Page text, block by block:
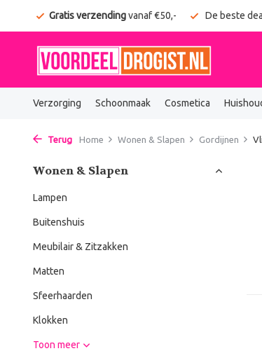
Gratis verzendingvanaf €50,- De beste
Verzorging Schoonmaak Cosmetica
Terug Home Wonen & Slapen Gordijnen
Wonen & Slapen
Lampen
Buitenshuis
Meubilair & Zitzakken
Matten
Sfeerhaarden
Klokken
Toon meer